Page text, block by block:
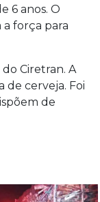
6 anos. O
a força para
Ciretran. A
de cerveja. Foi
de